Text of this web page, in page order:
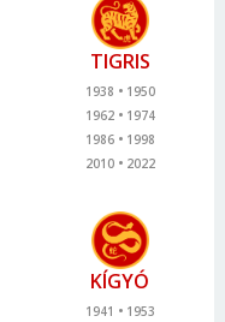
TIGRIS
1938
1950
1962
1974
1986
1998
2010
2022
KÍGYÓ
1941
1953